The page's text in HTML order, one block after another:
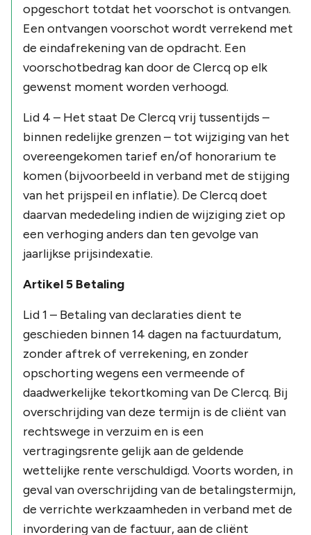
opgeschort totdat het voorschot is ontvangen.
Een ontvangen voorschot wordt verrekend met
de eindafrekening van de opdracht. Een
voorschotbedrag kan door de Clercq op elk
gewenst moment worden verhoogd.
Lid 4 – Het staat De Clercq vrij tussentijds –
binnen redelijke grenzen – tot wijziging van het
overeengekomen tarief en/of honorarium te
komen (bijvoorbeeld in verband met de stijging
van het prijspeil en inflatie). De Clercq doet
daarvan mededeling indien de wijziging ziet op
een verhoging anders dan ten gevolge van
jaarlijkse prijsindexatie.
Artikel 5 Betaling
Lid 1 – Betaling van declaraties dient te
geschieden binnen 14 dagen na factuurdatum,
zonder aftrek of verrekening, en zonder
opschorting wegens een vermeende of
daadwerkelijke tekortkoming van De Clercq. Bij
overschrijding van deze termijn is de cliënt van
rechtswege in verzuim en is een
vertragingsrente gelijk aan de geldende
wettelijke rente verschuldigd. Voorts worden, in
geval van overschrijding van de betalingstermijn,
de verrichte werkzaamheden in verband met de
invordering van de factuur, aan de cliënt